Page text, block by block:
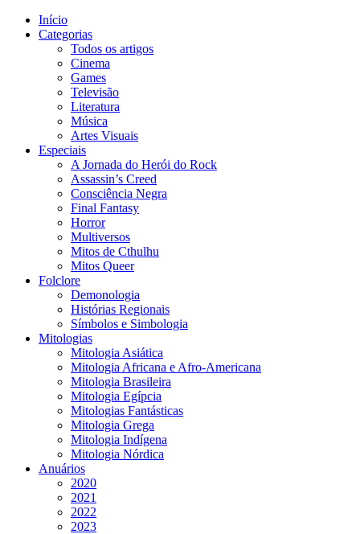
Início
Categorias
Todos os artigos
Cinema
Games
Televisão
Literatura
Música
Artes Visuais
Especiais
A Jornada do Herói do Rock
Assassin’s Creed
Consciência Negra
Final Fantasy
Horror
Multiversos
Mitos de Cthulhu
Mitos Queer
Folclore
Demonologia
Histórias Regionais
Símbolos e Simbologia
Mitologias
Mitologia Asiática
Mitologia Africana e Afro-Americana
Mitologia Brasileira
Mitologia Egípcia
Mitologias Fantásticas
Mitologia Grega
Mitologia Indígena
Mitologia Nórdica
Anuários
2020
2021
2022
2023